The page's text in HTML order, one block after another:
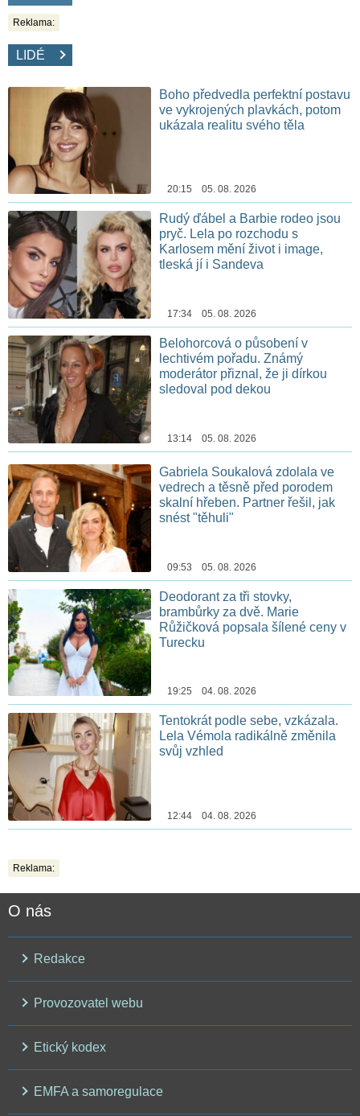
Reklama:
LIDÉ
Boho předvedla perfektní postavu
ve vykrojených plavkách, potom
ukázala realitu svého těla
20:15 05. 08. 2026
Rudý ďábel a Barbie rodeo jsou
pryč. Lela po rozchodu s
Karlosem mění život i image,
tleská jí i Sandeva
17:34 05. 08. 2026
Belohorcová o působení v
lechtivém pořadu. Známý
moderátor přiznal, že ji dírkou
sledoval pod dekou
13:14 05. 08. 2026
Gabriela Soukalová zdolala ve
vedrech a těsně před porodem
skalní hřeben. Partner řešil, jak
snést "těhuli"
09:53 05. 08. 2026
Deodorant za tři stovky,
brambůrky za dvě. Marie
Růžičková popsala šílené ceny v
Turecku
19:25 04. 08. 2026
Tentokrát podle sebe, vzkázala.
Lela Vémola radikálně změnila
svůj vzhled
12:44 04. 08. 2026
Reklama:
O nás
Redakce
Provozovatel webu
Etický kodex
EMFA a samoregulace